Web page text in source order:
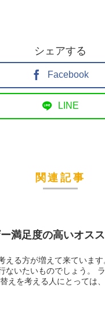
シェアする
Facebook
LINE
関連記事
満足度の高いオス
える方が増えて来ていま
ないたいものでしょう。
えを考える人にとっては